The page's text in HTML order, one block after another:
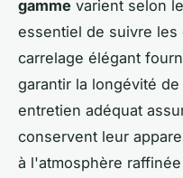
gamme varient selon
essentiel de suivre
carrelage élégant
garantir la longévité
entretien adéquat
conservent leur
à l'atmosphère